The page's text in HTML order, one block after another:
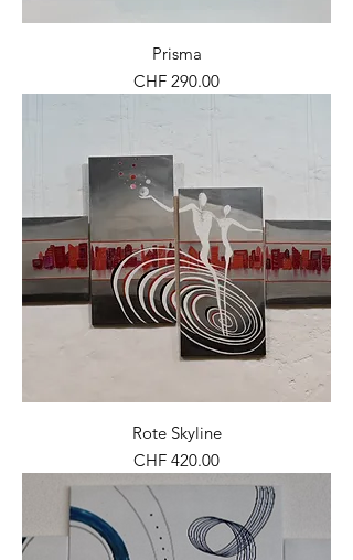
Prisma
Preis
CHF 290.00
Rote Skyline
Preis
CHF 420.00